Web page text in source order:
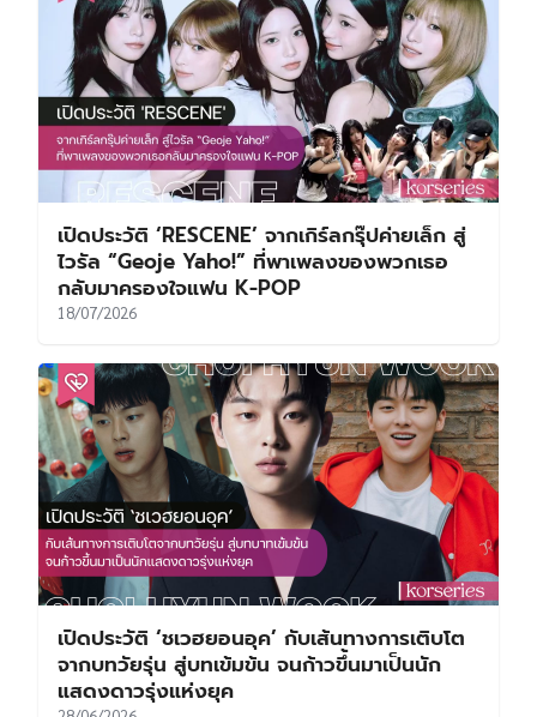
เปิดประวัติ ‘RESCENE’ จากเกิร์ลกรุ๊ปค่ายเล็ก สู่
ไวรัล “Geoje Yaho!” ที่พาเพลงของพวกเธอ
กลับมาครองใจแฟน K-POP
18/07/2026
เปิดประวัติ ‘ชเวฮยอนอุค’ กับเส้นทางการเติบโต
จากบทวัยรุ่น สู่บทเข้มข้น จนก้าวขึ้นมาเป็นนัก
แสดงดาวรุ่งแห่งยุค